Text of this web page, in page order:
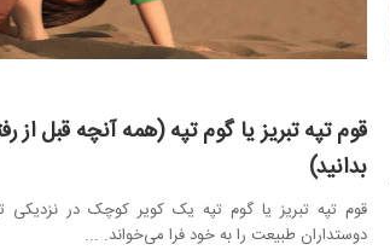
قوم تپه تبریز یا گوم تپه (همه آنچه قبل از
بدانید)
قوم تپه تبریز یا گوم تپه یک کویر کوچک در نزدیکی
دوستداران طبیعت را به خود فرا می‌خواند. ...